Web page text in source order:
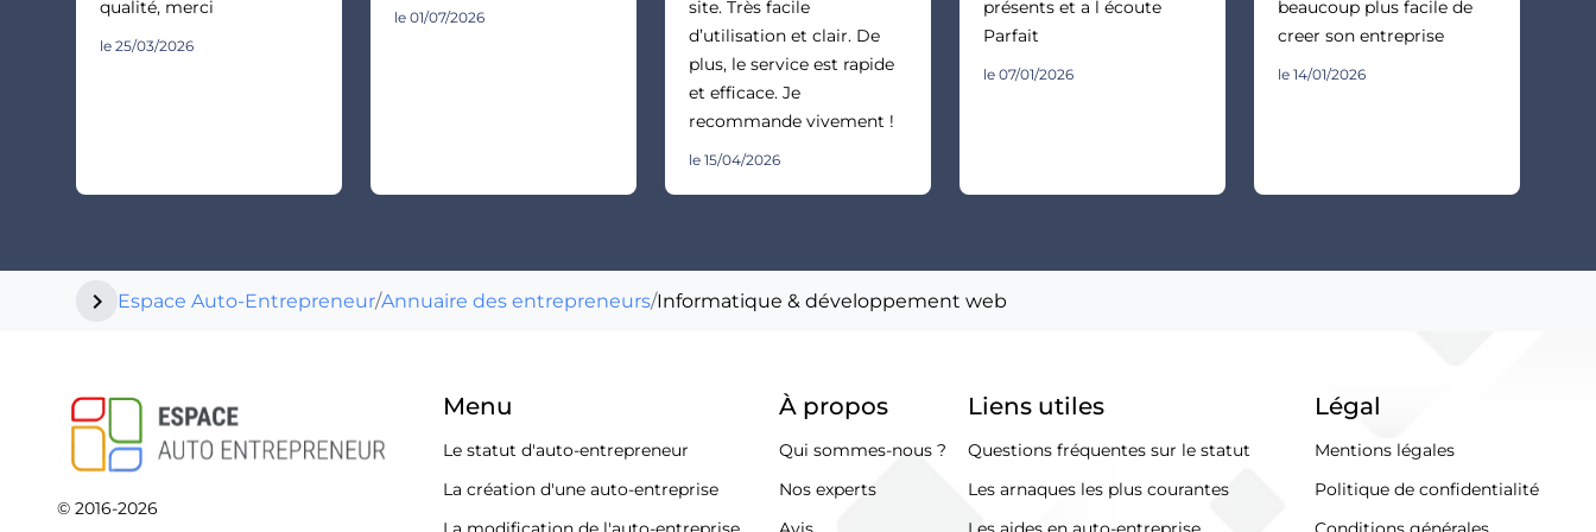
qualité, merci
le 25/03/2026
le 01/07/2026
site. Très facile
d’utilisation et clair. De
plus, le service est rapide
et efficace. Je
recommande vivement !
le 15/04/2026
présents et a l écoute
Parfait
le 07/01/2026
beaucoup plus facile de
creer son entreprise
le 14/01/2026
chevron_right Espace Auto-Entrepreneur/Annuaire des entrepreneurs/Informatique & développement web
© 2016-2026
Menu
Le statut d'auto-entrepreneur
La création d'une auto-entreprise
À propos
Qui sommes-nous ?
Nos experts
Liens utiles
Questions fréquentes sur le statut
Les arnaques les plus courantes
Légal
Mentions légales
Politique de confidentialité